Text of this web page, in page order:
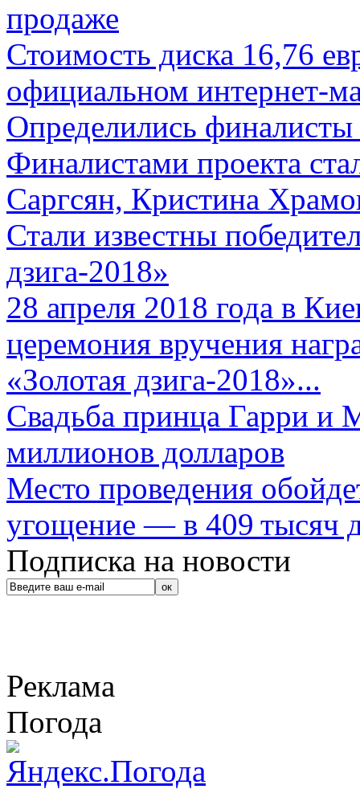
продаже
Стоимость диска 16,76
официальном интернет-
Определились
Финалистами проекта
Саргсян, Кристина
Стали известны
дзига-2018»
28 апреля 2018 года в
церемония вручения
«Золотая дзига-2018»...
Свадьба принца Гарри и
миллионов долларов
Место проведения
угощение — в 409 тысяч
Подписка на новости
Реклама
Погода